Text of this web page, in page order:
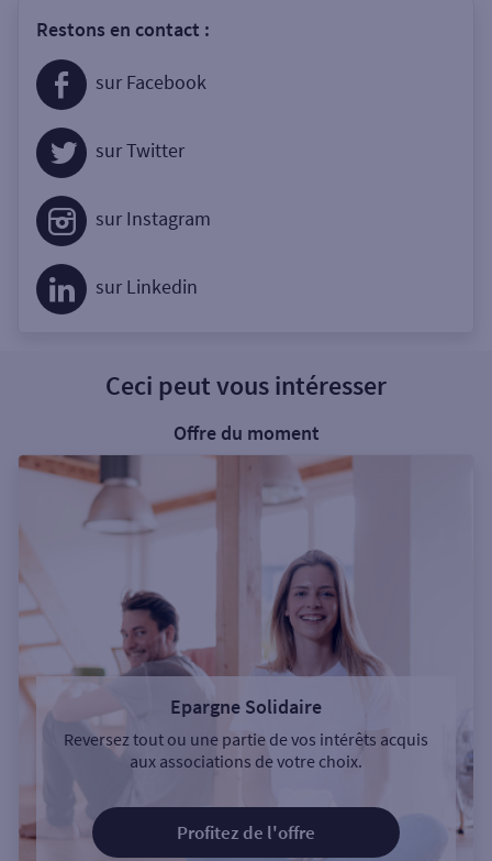
Restons en contact :
sur Facebook
sur Twitter
sur Instagram
sur Linkedin
Ceci peut vous intéresser
Offre du moment
Epargne Solidaire
Reversez tout ou une partie de vos intérêts acquis
aux associations de votre choix.
Profitez de l'offre